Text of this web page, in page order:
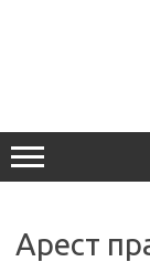
Арест